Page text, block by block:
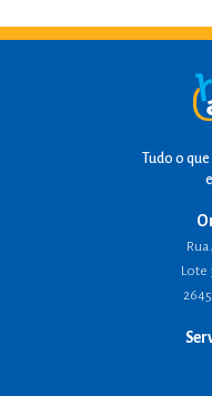
Tudo o
Lote